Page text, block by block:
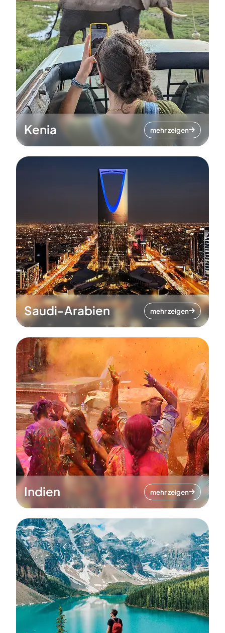
Kenia mehr zeigen
Saudi-Arabien mehr zeigen
Indien mehr zeigen